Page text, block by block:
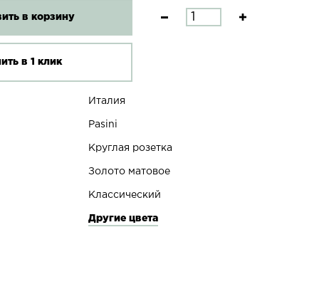
в корзину
в 1 клик
Италия
Pasini
Круглая розетка
Золото матовое
Классический
Другие цвета